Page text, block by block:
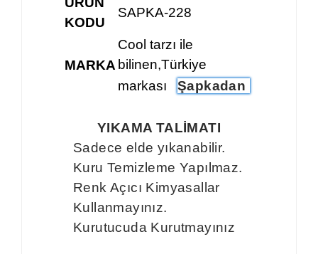
KODU
SAPKA-228
MARKA
Cool tarzı ile
bilinen,Türkiye
markası
Şapkadan
YIKAMA TALİMATI
Sadece elde yıkanabilir.
Kuru Temizleme Yapılmaz.
Renk Açıcı Kimyasallar
Kullanmayınız.
Kurutucuda Kurutmayınız